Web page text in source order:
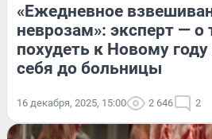
«Ежедневное
неврозам»: эксперт — о
похудеть к Новому году
себя до больницы
16 декабря, 2025, 15:00 2 646 2